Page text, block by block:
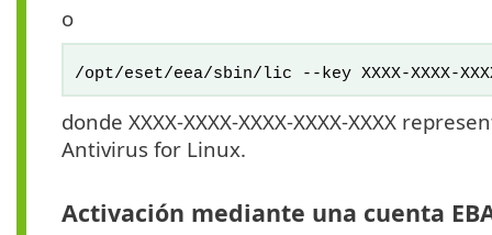
o
/opt/eset/eea/sbin/lic --key XXXX-XXXX-
donde XXXX-XXXX-XXXX-XXXX-XXXX
Antivirus for Linux.
Activación mediante una cuenta EBA,